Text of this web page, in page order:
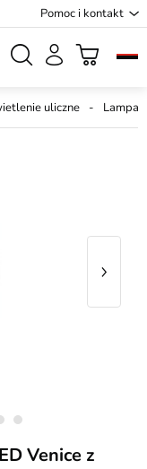
Pomoc i kontakt
uliczne Lampa
Venice z